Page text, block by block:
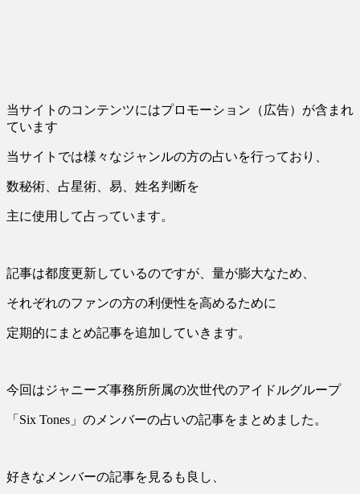
当サイトのコンテンツにはプロモーション（広告）が含まれ
ています
当サイトでは様々なジャンルの方の占いを行っており、
数秘術、占星術、易、姓名判断を
主に使用して占っています。
記事は都度更新しているのですが、量が膨大なため、
それぞれのファンの方の利便性を高めるために
定期的にまとめ記事を追加していきます。
今回はジャニーズ事務所所属の次世代のアイドルグループ
「Six Tones」のメンバーの占いの記事をまとめました。
好きなメンバーの記事を見るも良し、